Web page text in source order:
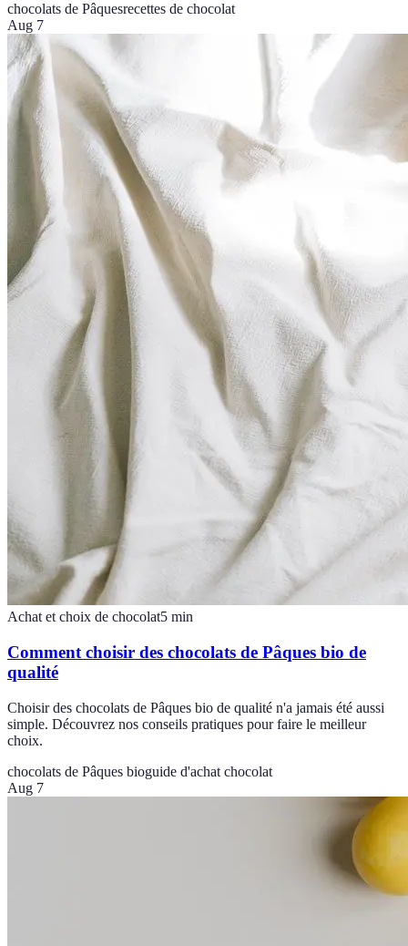
chocolats de Pâquesrecettes de chocolat
Aug 7
Achat et choix de chocolat5 min
Comment choisir des chocolats de Pâques bio de
qualité
Choisir des chocolats de Pâques bio de qualité n'a jamais été aussi
simple. Découvrez nos conseils pratiques pour faire le meilleur
choix.
chocolats de Pâques bioguide d'achat chocolat
Aug 7